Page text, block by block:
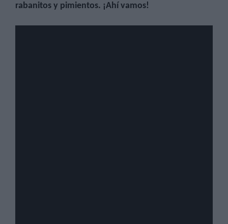
rabanitos y pimientos. ¡Ahí vamos!